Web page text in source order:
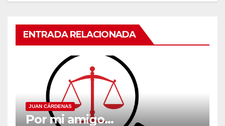
ENTRADA RELACIONADA
JUAN CÁRDENAS
Por mi amigo…